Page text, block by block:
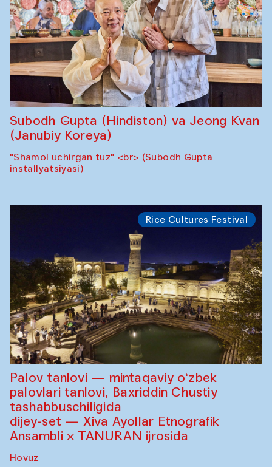
Subodh Gupta (Hindiston) va Jeong Kvan
(Janubiy Koreya)
"Shamol uchirgan tuz" <br> (Subodh Gupta
installyatsiyasi)
Rice Cultures Festival
Palov tanlovi — mintaqaviy o‘zbek
palovlari tanlovi, Baxriddin Chustiy
tashabbuschiligida
dijey-set — Xiva Ayollar Etnografik
Ansambli × TANURAN ijrosida
Hovuz